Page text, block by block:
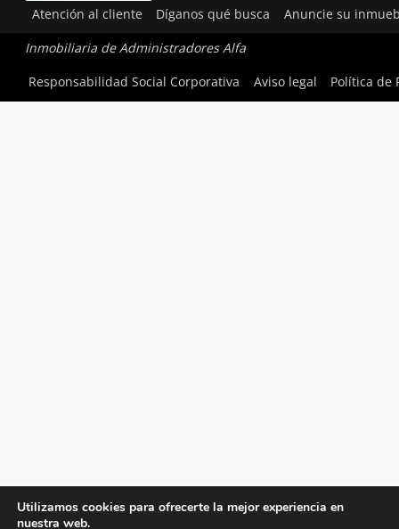
Atención al cliente Díganos qué busca Anuncie su
Inmobiliaria de Administradores Alfa
Responsabilidad Social Corporativa
Aviso legal Política de
Utilizamos cookies para ofrecerte la mejor experiencia en
nuestra web.